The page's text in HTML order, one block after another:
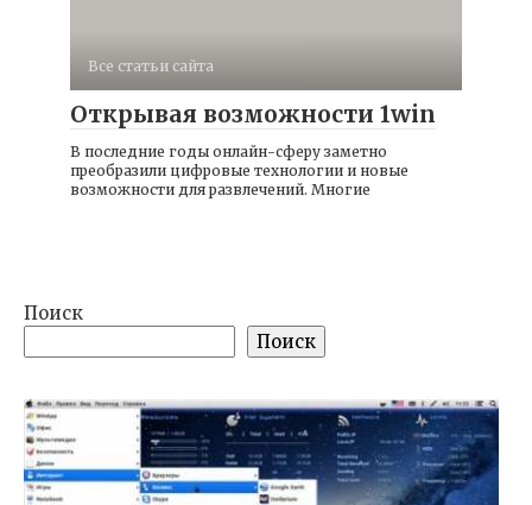
Все статьи сайта
Открывая возможности 1win
В последние годы онлайн-сферу заметно
преобразили цифровые технологии и новые
возможности для развлечений. Многие
Поиск
Поиск